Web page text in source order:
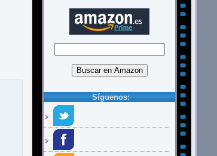
Síguenos: